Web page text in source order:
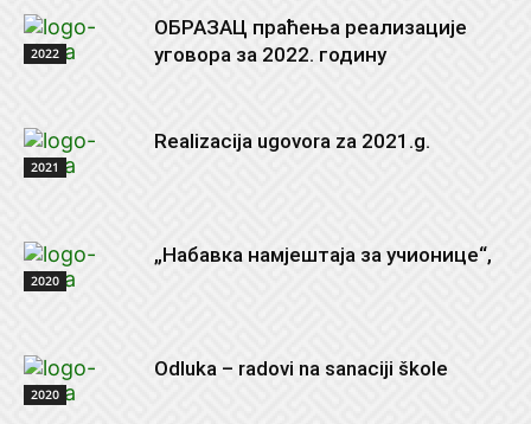
2022
ОБРАЗАЦ праћења реализације
уговора за 2022. годину
2021
Realizacija ugovora za 2021.g.
2020
„Набавка намјештаја за учионице“,
2020
Odluka – radovi na sanaciji škole